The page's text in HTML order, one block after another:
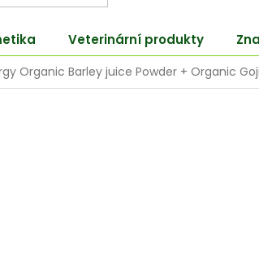
Veterinární produkty
Organic Barley juice Powder + Organic